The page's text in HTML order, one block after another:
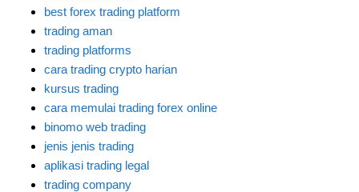
best forex trading platform
trading aman
trading platforms
cara trading crypto harian
kursus trading
cara memulai trading forex online
binomo web trading
jenis jenis trading
aplikasi trading legal
trading company